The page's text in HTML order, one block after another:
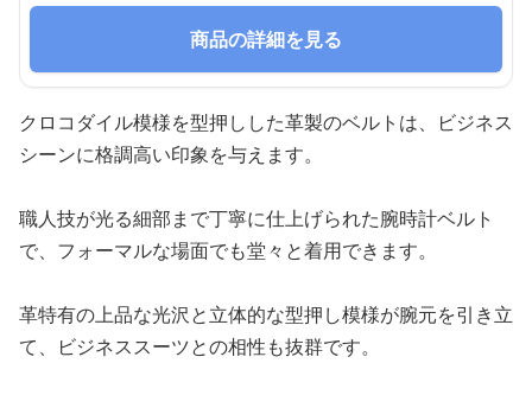
商品の詳細を見る
クロコダイル模様を型押しした革製のベルトは、ビジネス
シーンに格調高い印象を与えます。
職人技が光る細部まで丁寧に仕上げられた腕時計ベルト
で、フォーマルな場面でも堂々と着用できます。
革特有の上品な光沢と立体的な型押し模様が腕元を引き立
て、ビジネススーツとの相性も抜群です。